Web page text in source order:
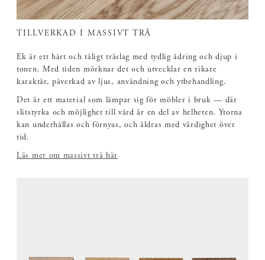
TILLVERKAD I MASSIVT TRÄ
Ek är ett hårt och tåligt träslag med tydlig ådring och djup i
tonen. Med tiden mörknar det och utvecklar en rikare
karaktär, påverkad av ljus, användning och ytbehandling.
Det är ett material som lämpar sig för möbler i bruk — där
slitstyrka och möjlighet till vård är en del av helheten. Ytorna
kan underhållas och förnyas, och åldras med värdighet över
tid.
Läs mer om massivt trä här